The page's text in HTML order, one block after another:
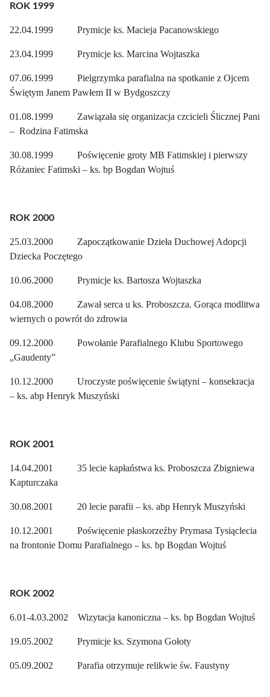
ROK 1999
22.04.1999 Prymicje ks. Macieja Pacanowskiego
23.04.1999 Prymicje ks. Marcina Wojtaszka
07.06.1999 Pielgrzymka parafialna na spotkanie z Ojcem
Świętym Janem Pawłem II w Bydgoszczy
01.08.1999 Zawiązała się organizacja czcicieli Ślicznej Pani
– Rodzina Fatimska
30.08.1999 Poświęcenie groty MB Fatimskiej i pierwszy
Różaniec Fatimski – ks. bp Bogdan Wojtuś
ROK 2000
25.03.2000 Zapoczątkowanie Dzieła Duchowej Adopcji
Dziecka Poczętego
10.06.2000 Prymicje ks. Bartosza Wojtaszka
04.08.2000 Zawał serca u ks. Proboszcza. Gorąca modlitwa
wiernych o powrót do zdrowia
09.12.2000 Powołanie Parafialnego Klubu Sportowego
„Gaudenty”
10.12.2000 Uroczyste poświęcenie świątyni – konsekracja
– ks. abp Henryk Muszyński
ROK 2001
14.04.2001 35 lecie kapłaństwa ks. Proboszcza Zbigniewa
Kapturczaka
30.08.2001 20 lecie parafii – ks. abp Henryk Muszyński
10.12.2001 Poświęcenie płaskorzeźby Prymasa Tysiąclecia
na frontonie Domu Parafialnego – ks. bp Bogdan Wojtuś
ROK 2002
6.01-4.03.2002 Wizytacja kanoniczna – ks. bp Bogdan Wojtuś
19.05.2002 Prymicje ks. Szymona Gołoty
05.09.2002 Parafia otrzymuje relikwie św. Faustyny